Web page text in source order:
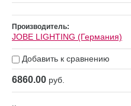
Производитель:
JOBE LIGHTING (Германия)
Добавить к сравнению
6860.00 руб.